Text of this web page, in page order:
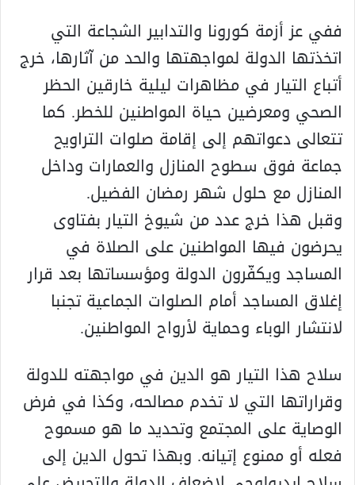
ففي عز أزمة كورونا والتدابير الشجاعة التي
اتخذتها الدولة لمواجهتها والحد من آثارها، خرج
أتباع التيار في مظاهرات ليلية خارقين الحظر
الصحي ومعرضين حياة المواطنين للخطر. كما
تتعالى دعواتهم إلى إقامة صلوات التراويح
جماعة فوق سطوح المنازل والعمارات وداخل
المنازل مع حلول شهر رمضان الفضيل.
وقبل هذا خرج عدد من شيوخ التيار بفتاوى
يحرضون فيها المواطنين على الصلاة في
المساجد ويكفّرون الدولة ومؤسساتها بعد قرار
إغلاق المساجد أمام الصلوات الجماعية تجنبا
لانتشار الوباء وحماية لأرواح المواطنين.
سلاح هذا التيار هو الدين في مواجهته للدولة
وقراراتها التي لا تخدم مصالحه، وكذا في فرض
الوصاية على المجتمع وتحديد ما هو مسموح
فعله أو ممنوع إتيانه. وبهذا تحول الدين إلى